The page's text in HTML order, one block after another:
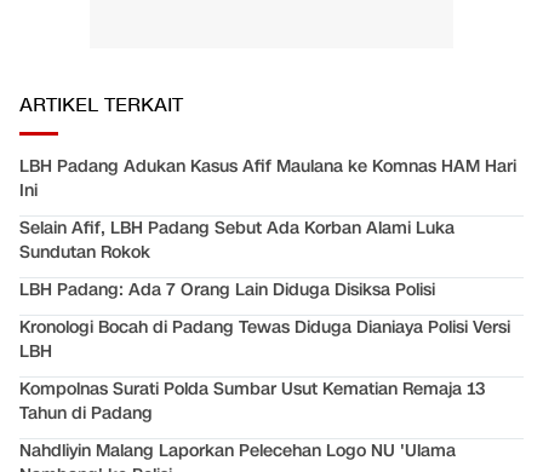
ARTIKEL TERKAIT
LBH Padang Adukan Kasus Afif Maulana ke Komnas HAM Hari
Ini
Selain Afif, LBH Padang Sebut Ada Korban Alami Luka
Sundutan Rokok
LBH Padang: Ada 7 Orang Lain Diduga Disiksa Polisi
Kronologi Bocah di Padang Tewas Diduga Dianiaya Polisi Versi
LBH
Kompolnas Surati Polda Sumbar Usut Kematian Remaja 13
Tahun di Padang
Nahdliyin Malang Laporkan Pelecehan Logo NU 'Ulama